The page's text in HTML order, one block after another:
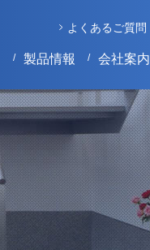
製品情報 会社案内
よくあるご質問